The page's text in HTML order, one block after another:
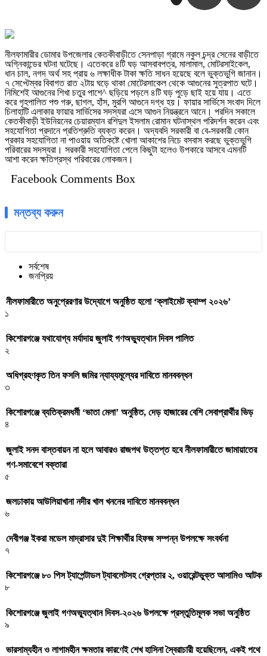
নীলফামারীর ডোমার উপজেলার কেতকীবাড়ীতে সেনপাড়া গ্রামে নকুল চন্দ্র সেনের বাড়ীতে
অগ্নিকান্ডের ঘটনা ঘটেছে। এতেকরে ৪টি ঘড় আসবাবপত্র, মালামাল, মোটরসাইকেল,
ধান চাল, নগদ অর্থ সহ প্রায় ৬ লক্ষাধীক টাকা ক্ষতি সাধন হয়েছে বলে ভুক্তভুগি জানান।
৭ সেপ্টেম্বর বিবাগত রাত ২টায় ঘড়ে থাকা মোটেরসাকেল থেকে আগুনের সুত্রপাত ঘটে।
নিমিশেই আগুনের শিখা চতুর পাশে^ ছড়িয়ে পড়লে ৪টি ঘড় পুড়ে ছাই হয়ে যায়। এতে
করে গৃহপালিত পশু গরু, ছাগল, হাঁস, মুরগি আগুনে দগ্ধ হয়। ফায়ার সার্ভিসে সংবাদ দিলে
চিলাহাটি এলাকার ফায়ার সার্ভিসের সদস্যরা এসে আগুন নিয়ন্ত্রনে আনে। পরদিন সকালে
কেতকীবাড়ী ইউনিয়নের চেয়ারম্যান রশিদুল ইসলাম রোমান ঘটনাস্থল পরিদর্শন করেন এবং
সহযোগিতা প্রদানে প্রতিশ্রুতি ব্যক্ত করেন। অদ্যবদি সরকারী বা বে-সরকারী কোন
প্রকার সহযোগিতা না পাওয়ায় অতিকষ্টে খোলা আকাশের নিচে বসবাস করছে ভুক্তভুগি
পরিবারের সদস্যরা। সরকারী সহযোগিতা পেলে কিছুটা হলেও উপকারে আসবে এমনটি
আশা করেন ক্ষতিগ্রস্থ পরিবারের লোকজন।
Facebook Comments Box
মন্তব্য করুন
সর্বশেষ
জনপ্রিয়
নীলফামারীতে অনুপ্রেরণার উদ্যোগে অনুষ্ঠিত হলো ‘ক্লাইমেট ক্যাম্প ২০২৬’
১
কিশোরগঞ্জে যথাযোগ্য মর্যাদায় জুলাই গণঅভ্যুত্থান দিবস পালিত
২
অধিগ্রহণকৃত তিন ফসলি জমির ন্যায্যমূল্যের দাবিতে মানববন্ধন
৩
কিশোরগঞ্জে ব্যতিক্রমধর্মী ‘ভাতা মেলা’ অনুষ্ঠিত, দেড় হাজারের বেশি সেবাপ্রার্থীর ভিড়
৪
জুলাই সনদ বাস্তবায়ন না হলে আবারও রাজপথ উত্তপ্ত হবে নীলফামারীতে জামায়াতের
গণ-সমাবেশে বক্তারা
৫
জলঢাকায় আউলিয়াখানা নদীর খাল খননের দাবিতে মানববন্ধন
৬
দেবীগঞ্জ ইকরা মডেল মাদ্রাসার দুই শিক্ষার্থীর হিফজ সম্পন্ন উপলক্ষে সংবর্ধনা
৭
কিশোরগঞ্জে ৮০ পিস ট্যাপেন্টাডল ট্যাবলেটসহ গ্রেপ্তার ২, ওয়ারেন্টভুক্ত আসামিও আটক
৮
কিশোরগঞ্জে জুলাই গণঅভ্যুত্থান দিবস-২০২৬ উপলক্ষে প্রস্তুতিমূলক সভা অনুষ্ঠিত
৯
ভারসাম্যহীন ও লাগামহীন ক্ষমতার কারণেই শেখ হাসিনা স্বৈরাচারী হয়েছিলেন, একই পথে